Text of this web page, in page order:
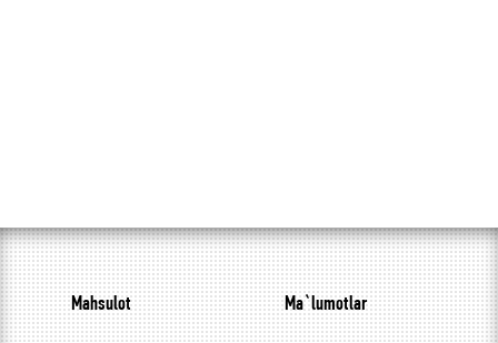
Mahsulot Ma`lumotlar